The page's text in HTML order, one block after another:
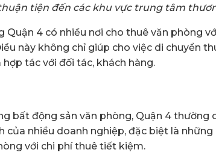
tiện đến các khu vực trung tâm
Quận 4 có nhiều nơi cho thuê văn phòng
này không chỉ giúp cho việc di chuyển
tác với đối tác, khách hàng.
bất động sản văn phòng, Quận 4 thường
của nhiều doanh nghiệp, đặc biệt là
với chi phí thuê tiết kiệm.